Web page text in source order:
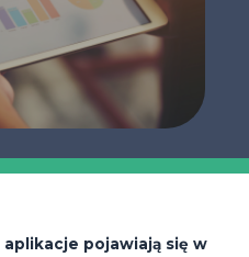
pojawiają się w